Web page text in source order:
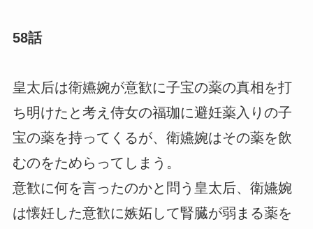
58話
皇太后は衛嬿婉が意歓に子宝の薬の真相を打
ち明けたと考え侍女の福珈に避妊薬入りの子
宝の薬を持ってくるが、衛嬿婉はその薬を飲
むのをためらってしまう。
意歓に何を言ったのかと問う皇太后、衛嬿婉
は懐妊した意歓に嫉妬して腎臓が弱まる薬を